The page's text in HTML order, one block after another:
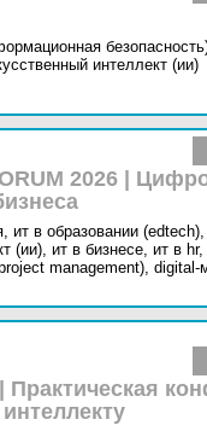
интеллект (ии)
2026 |
ит в образовании (edtech),
(ии), ит в бизнесе, ит в hr,
management), digital-